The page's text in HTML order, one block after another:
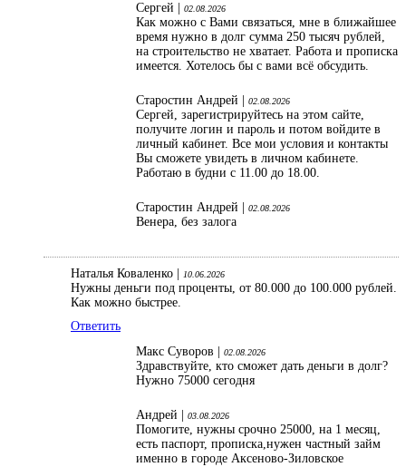
Сергей | 02.08.2026
Как можно с Вами связаться, мне в ближайшее
время нужно в долг сумма 250 тысяч рублей,
на строительство не хватает. Работа и прописка
имеется. Хотелось бы с вами всё обсудить.
Старостин Андрей | 02.08.2026
Сергей, зарегистрируйтесь на этом сайте,
получите логин и пароль и потом войдите в
личный кабинет. Все мои условия и контакты
Вы сможете увидеть в личном кабинете.
Работаю в будни с 11.00 до 18.00.
Старостин Андрей | 02.08.2026
Венера, без залога
Наталья Коваленко | 10.06.2026
Нужны деньги под проценты, от 80.000 до 100.000 рублей.
Как можно быстрее.
Ответить
Макс Суворов |
02.08.2026
Здравствуйте, кто сможет дать деньги в долг?
Нужно 75000 сегодня
Андрей | 03.08.2026
Помогите, нужны срочно 25000, на 1 месяц,
есть паспорт, прописка,нужен частный займ
именно в городе Аксеново-Зиловское